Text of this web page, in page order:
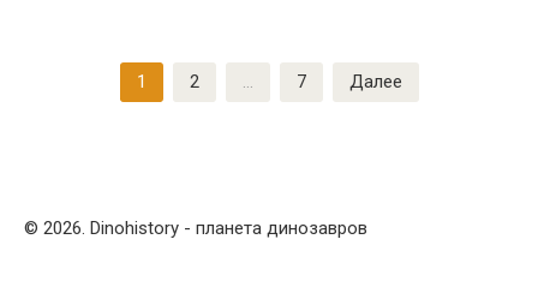
1 2 … 7 Далее
© 2026. Dinohistory - планета динозавров